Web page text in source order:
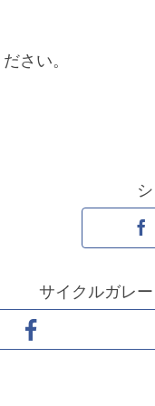
さい。
サイクルガレ